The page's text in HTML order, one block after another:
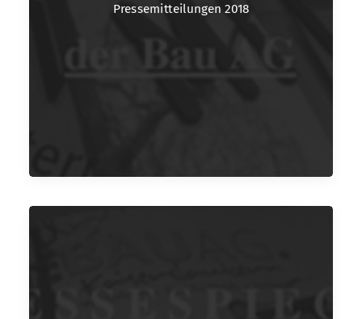
Pressemitteilungen 2018